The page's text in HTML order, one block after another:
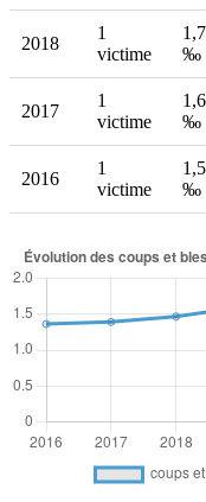
2018
1
victime
‰
2017
1
victime
‰
2016
1
victime
‰